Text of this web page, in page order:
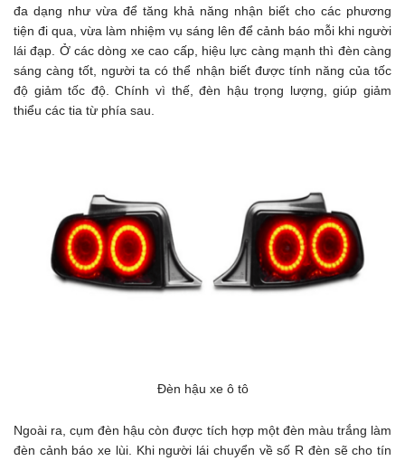
đa dạng như vừa để tăng khả năng nhận biết cho các phương
tiện đi qua, vừa làm nhiệm vụ sáng lên để cảnh báo mỗi khi người
lái đạp. Ở các dòng xe cao cấp, hiệu lực càng mạnh thì đèn càng
sáng càng tốt, người ta có thể nhận biết được tính năng của tốc
độ giảm tốc độ. Chính vì thế, đèn hậu trọng lượng, giúp giảm
thiểu các tia từ phía sau.
Đèn hậu xe ô tô
Ngoài ra, cụm đèn hậu còn được tích hợp một đèn màu trắng làm
đèn cảnh báo xe lùi. Khi người lái chuyển về số R đèn sẽ cho tín